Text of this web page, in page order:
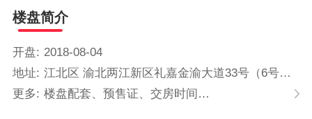
楼盘简介
开盘: 2018-08-04
地址:
江北区 渝北两江新区礼嘉金渝大道33号（6号线平场站旁）
更多: 楼盘配套、预售证、交房时间…